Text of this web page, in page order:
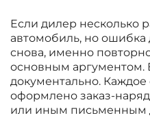
Если дилер несколько
автомобиль, но ошибка
снова, именно
основным аргументом.
документально.
оформлено заказ-
или иным письменным